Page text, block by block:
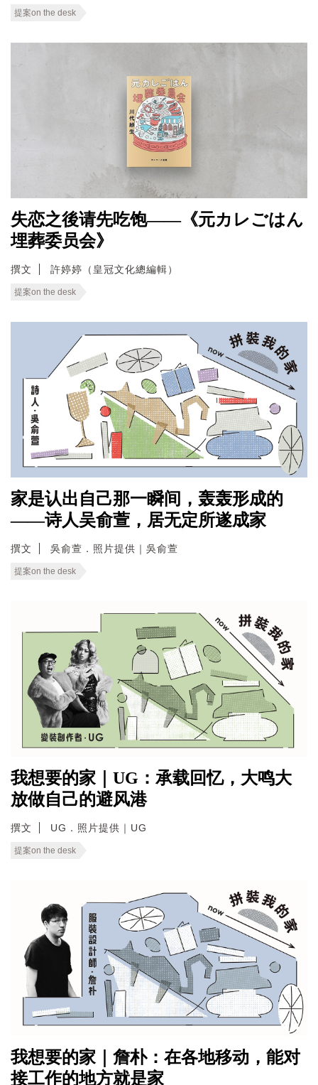
提案on the desk
失恋之後请先吃饱——《元カレごはん
埋葬委员会》
撰文 許婷婷（皇冠文化總編輯）
提案on the desk
家是认出自己那一瞬间，轰轰形成的
——诗人吴俞萱，居无定所遂成家
撰文 吳俞萱．照片提供｜吳俞萱
提案on the desk
我想要的家｜UG：承载回忆，大鸣大
放做自己的避风港
撰文 UG．照片提供｜UG
提案on the desk
我想要的家｜詹朴：在各地移动，能对
接工作的地方就是家